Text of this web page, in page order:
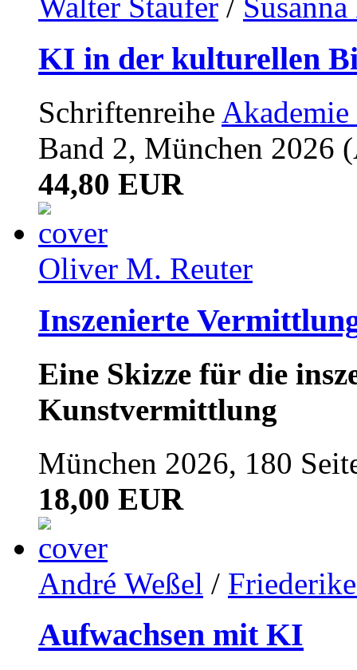
Walter Staufer /
KI in der kulturellen
Schriftenreihe
Band 2, München 2026
44,80 EUR
Oliver M. Reuter
Inszenierte
Eine Skizze für die
Kunstvermittlung
München 2026, 180
18,00 EUR
André Weßel /
Aufwachsen mit KI